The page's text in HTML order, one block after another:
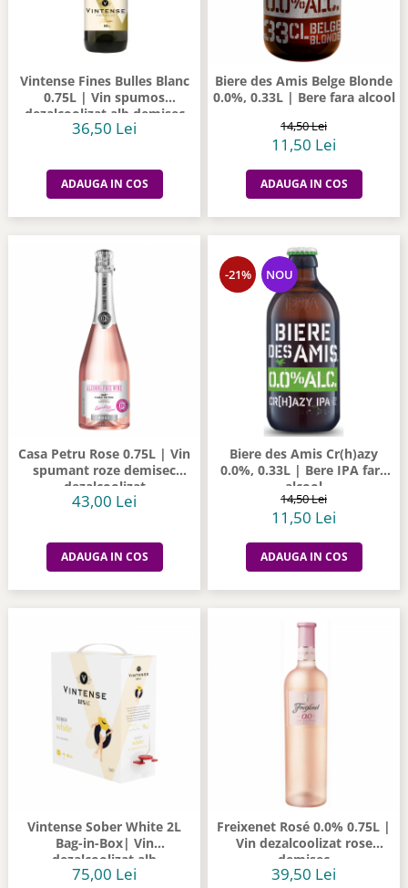
Vintense Fines Bulles Blanc
0.75L | Vin spumos
dezalcoolizat alb demisec
36,50 Lei
ADAUGA IN COS
Biere des Amis Belge Blonde
0.0%, 0.33L | Bere fara alcool
14,50 Lei
11,50 Lei
ADAUGA IN COS
Casa Petru Rose 0.75L | Vin
spumant roze demisec
dezalcoolizat
43,00 Lei
ADAUGA IN COS
-21% NOU
Biere des Amis Cr(h)azy
0.0%, 0.33L | Bere IPA fara
alcool
14,50 Lei
11,50 Lei
ADAUGA IN COS
Vintense Sober White 2L
Bag-in-Box| Vin
dezalcoolizat alb
75,00 Lei
Freixenet Rosé 0.0% 0.75L |
Vin dezalcoolizat rose
demisec
39,50 Lei